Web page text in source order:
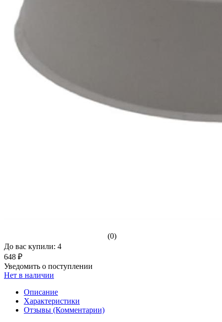
(0)
До вас купили: 4
648 ₽
Уведомить о поступлении
Нет в наличии
Описание
Характеристики
Отзывы (Комментарии)